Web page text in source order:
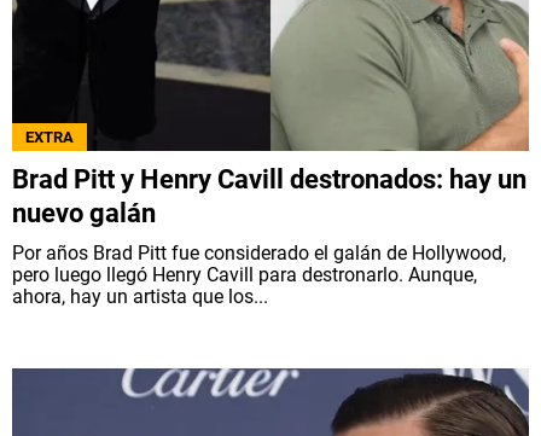
EXTRA
Brad Pitt y Henry Cavill destronados: hay un
nuevo galán
Por años Brad Pitt fue considerado el galán de Hollywood,
pero luego llegó Henry Cavill para destronarlo. Aunque,
ahora, hay un artista que los...